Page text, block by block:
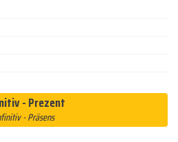
- Prezent
- Präsens